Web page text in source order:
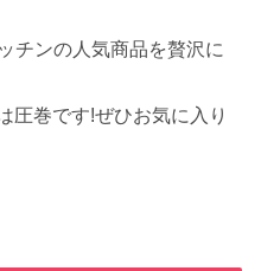
チンの人気商品を贅沢に
圧巻です!ぜひお気に入り